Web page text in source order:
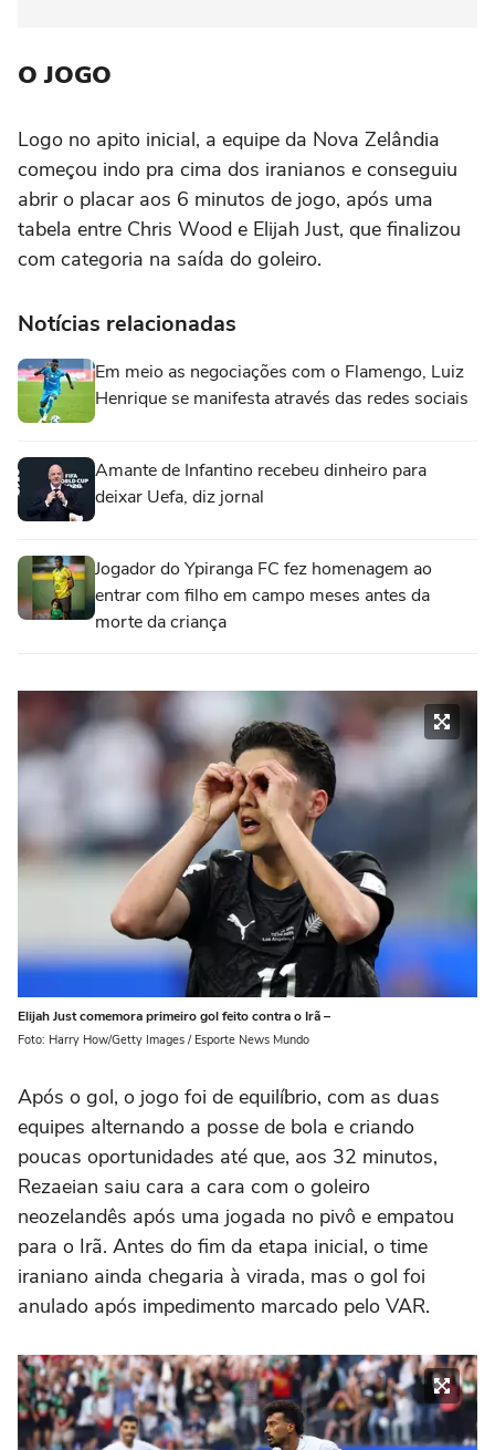
O JOGO
Logo no apito inicial, a equipe da Nova Zelândia
começou indo pra cima dos iranianos e conseguiu
abrir o placar aos 6 minutos de jogo, após uma
tabela entre Chris Wood e Elijah Just, que finalizou
com categoria na saída do goleiro.
Notícias relacionadas
Em meio as negociações com o Flamengo, Luiz
Henrique se manifesta através das redes sociais
Amante de Infantino recebeu dinheiro para
deixar Uefa, diz jornal
Jogador do Ypiranga FC fez homenagem ao
entrar com filho em campo meses antes da
morte da criança
Elijah Just comemora primeiro gol feito contra o Irã –
Foto: Harry How/Getty Images / Esporte News Mundo
Após o gol, o jogo foi de equilíbrio, com as duas
equipes alternando a posse de bola e criando
poucas oportunidades até que, aos 32 minutos,
Rezaeian saiu cara a cara com o goleiro
neozelandês após uma jogada no pivô e empatou
para o Irã. Antes do fim da etapa inicial, o time
iraniano ainda chegaria à virada, mas o gol foi
anulado após impedimento marcado pelo VAR.